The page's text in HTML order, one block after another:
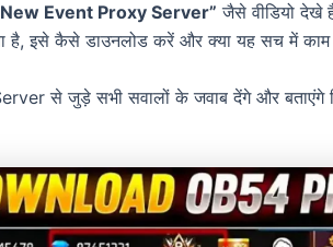
Event Proxy Server” जैसे वीडियो देखे
है, इसे कैसे डाउनलोड करें और क्या यह सच में काम
से जुड़े सभी सवालों के जवाब देंगे और बताएंगे